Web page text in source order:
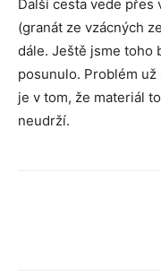
Další cesta vede přes
(granát ze vzácných
dále. Ještě jsme toho
posunulo. Problém
je v tom, že materiál
neudrží.